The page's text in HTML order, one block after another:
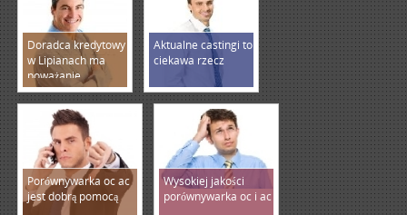
Doradca kredytowy
w Lipianach ma
poważanie
Aktualne castingi to
ciekawa rzecz
Porównywarka oc ac
jest dobrą pomocą
Wysokiej jakości
porównywarka oc i ac